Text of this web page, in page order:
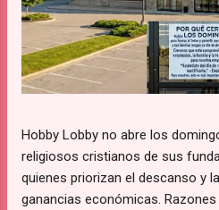
Hobby Lobby no abre los
religiosos cristianos de sus
quienes priorizan el descanso y
ganancias económicas.